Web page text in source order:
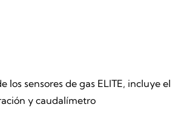
los sensores de gas ELITE, incluye el
y caudalímetro